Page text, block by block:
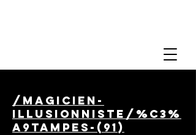
/magicien-
illusionniste/%C3%
A9tampes-(91)